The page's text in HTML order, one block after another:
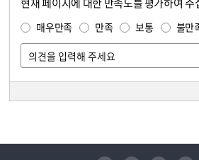
매우만족 만족 보통 불만
유튜브 페이스북 인스타그램 블로그